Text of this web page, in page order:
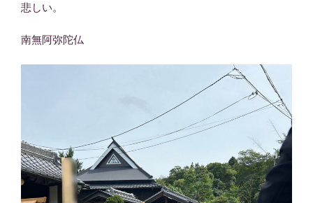
悲しい。
南無阿弥陀仏